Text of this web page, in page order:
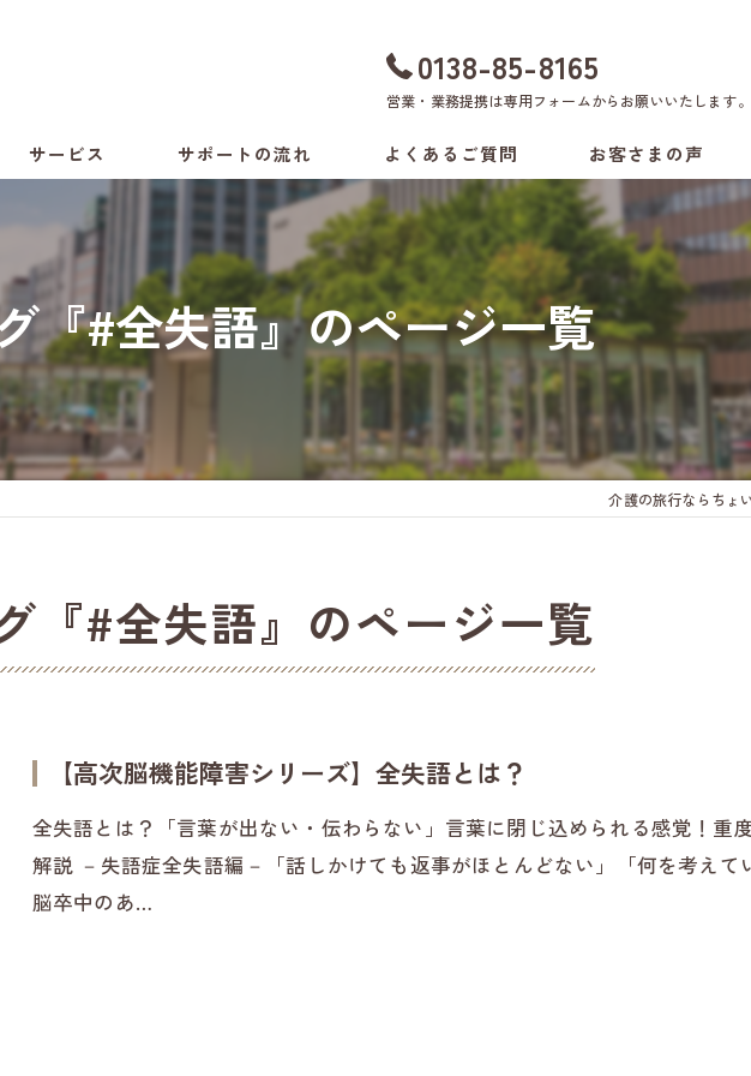
0138-85-8165
営業・業務提携は専用フォームからお願いいたします。
サービス
ちょい旅サポート
付き添いサービス
介助方法の相談
生活環境の相談
病院の付き添いサービス
健康支援サービス
サポートの流れ
料金表
よくあるご質問 お客さまの声
『#全失語』のページ一覧
介護の旅行ならちょ
『#全失語』のページ一覧
【高次脳機能障害シリーズ】全失語とは？
全失語とは？「言葉が出ない・伝わらない」言葉に閉じ込められる感覚！重
解説 －失語症全失語編－「話しかけても返事がほとんどない」「何を考えて
脳卒中のあ…